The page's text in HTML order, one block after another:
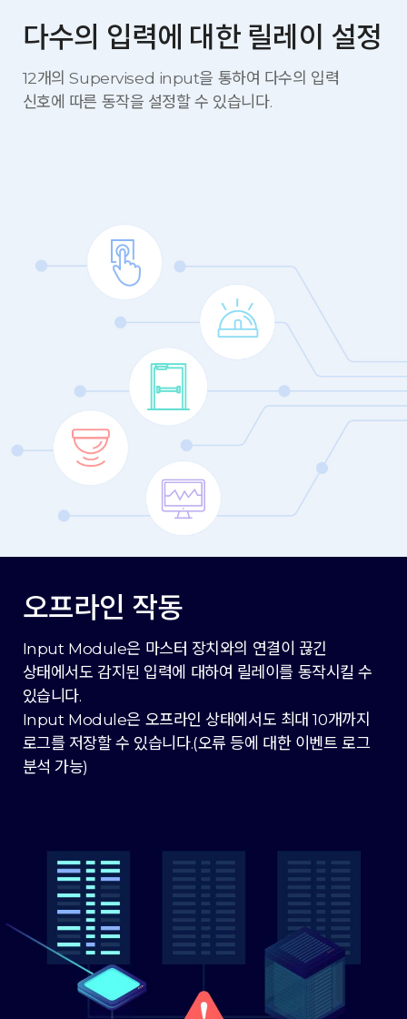
다수의 입력에 대한 릴레이 설정
12개의 Supervised input을 통하여 다수의 입력
신호에 따른 동작을 설정할 수 있습니다.
오프라인 작동
Input Module은 마스터 장치와의 연결이 끊긴
상태에서도 감지된 입력에 대하여 릴레이를 동작시킬 수
있습니다.
Input Module은 오프라인 상태에서도 최대 10개까지
로그를 저장할 수 있습니다.(오류 등에 대한 이벤트 로그
분석 가능)